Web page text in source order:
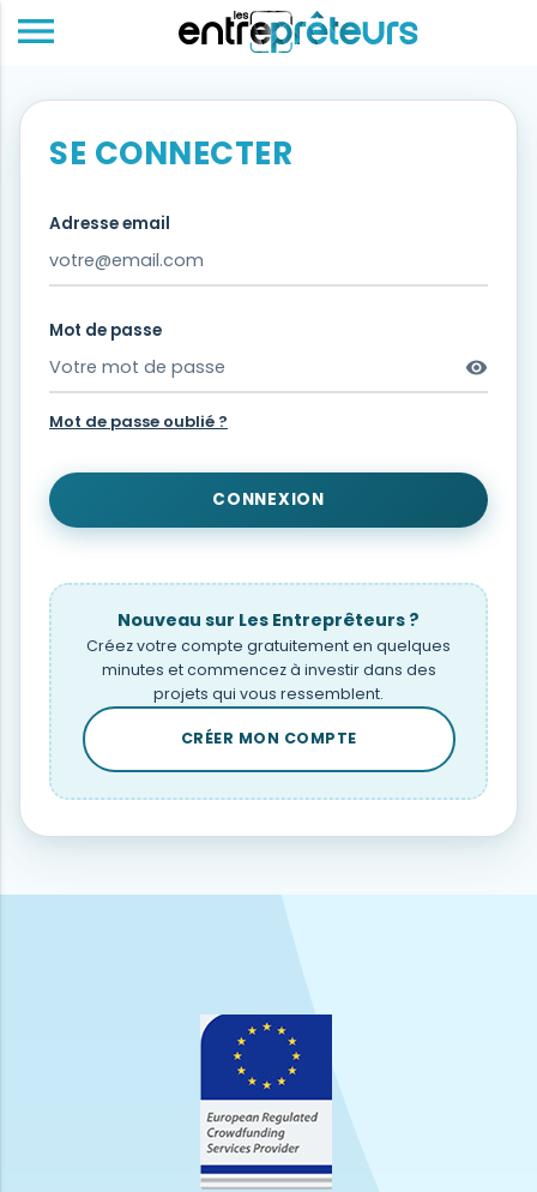
menu
SE CONNECTER
Adresse email
Mot de passe
visibility
Mot de passe oublié ?
CONNEXION
Nouveau sur Les Entreprêteurs ?
Créez votre compte gratuitement en quelques
minutes et commencez à investir dans des
projets qui vous ressemblent.
CRÉER MON COMPTE